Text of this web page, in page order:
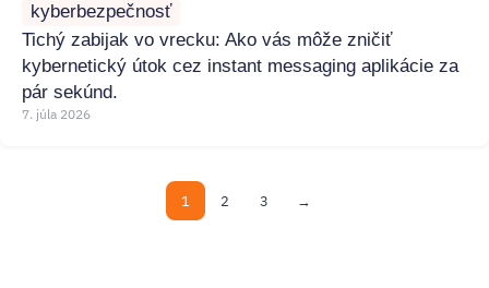
kyberbezpečnosť
Tichý zabijak vo vrecku: Ako vás môže zničiť
kybernetický útok cez instant messaging aplikácie za
pár sekúnd.
7. júla 2026
1 2 3 →